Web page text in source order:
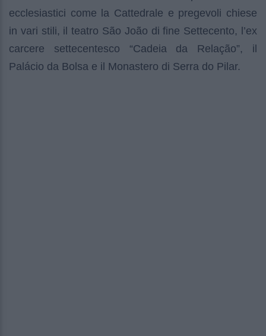
ecclesiastici come la Cattedrale e pregevoli chiese
in vari stili, il teatro São João di fine Settecento, l’ex
carcere settecentesco “Cadeia da Relação”, il
Palácio da Bolsa e il Monastero di Serra do Pilar.